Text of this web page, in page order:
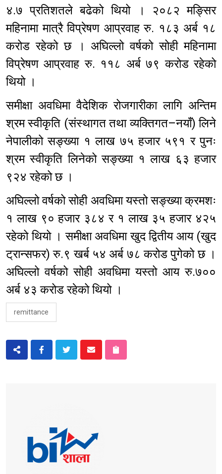
४.७ प्रतिशतले बढेको थियो । २०८२ मङ्सिर
महिनामा मात्रै विप्रेषण आप्रवाह रु. १८३ अर्ब १८
करोड रहेको छ । अघिल्लो वर्षको सोही महिनामा
विप्रेषण आप्रवाह रु. ११८ अर्ब ७९ करोड रहेको
थियो ।
समीक्षा अवधिमा वैदेशिक रोजगारीका लागि अन्तिम
श्रम स्वीकृति (संस्थागत तथा व्यक्तिगत–नयाँ) लिने
नेपालीको सङ्ख्या १ लाख ७५ हजार ५९१ र पुनः
श्रम स्वीकृति लिनेको सङ्ख्या १ लाख ६३ हजार
९२४ रहेको छ ।
अघिल्लो वर्षको सोही अवधिमा यस्तो सङ्ख्या क्रमशः
१ लाख ९० हजार ३८४ र १ लाख ३५ हजार ४२५
रहेको थियो । समीक्षा अवधिमा खुद द्वितीय आय (खुद
ट्रान्सफर) रु.९ खर्ब ५४ अर्ब ७८ करोड पुगेको छ ।
अघिल्लो वर्षको सोही अवधिमा यस्तो आय रु.७००
अर्ब ४३ करोड रहेको थियो ।
remittance